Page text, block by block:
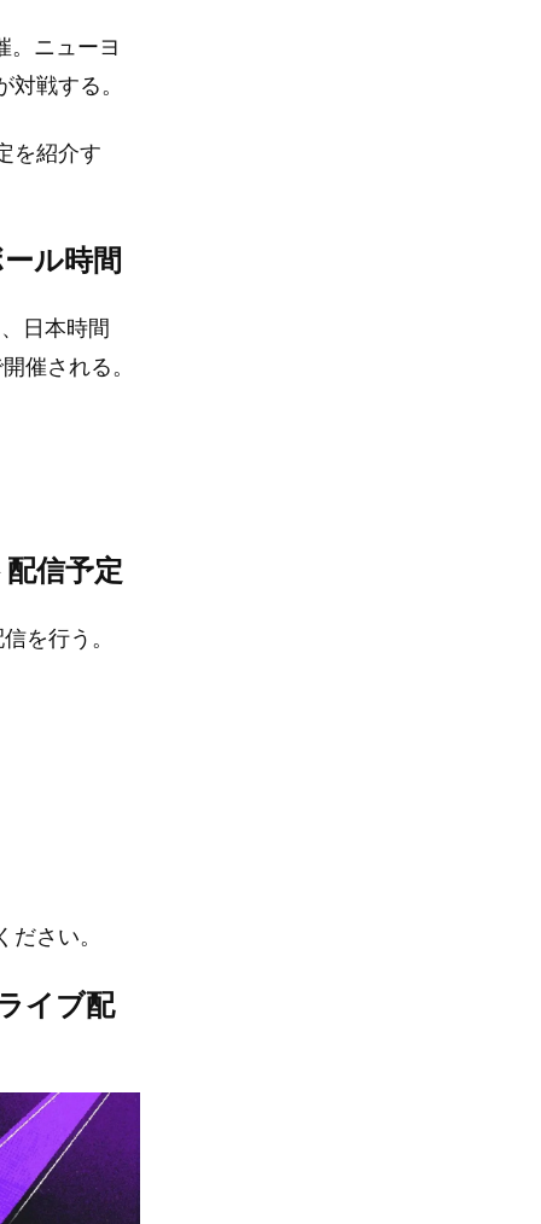
ニューヨ
戦する。
を紹介す
ル時間
日本時間
催される。
信予定
を行う。
さい。
イブ配